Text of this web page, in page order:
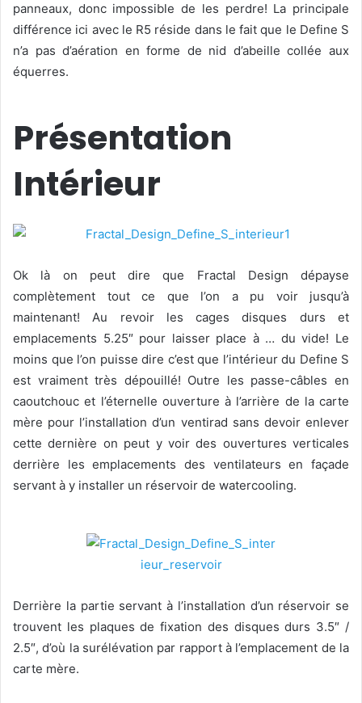
panneaux, donc impossible de les perdre! La principale
différence ici avec le R5 réside dans le fait que le Define S
n’a pas d’aération en forme de nid d’abeille collée aux
équerres.
Présentation
Intérieur
Ok là on peut dire que Fractal Design dépayse
complètement tout ce que l’on a pu voir jusqu’à
maintenant! Au revoir les cages disques durs et
emplacements 5.25″ pour laisser place à … du vide! Le
moins que l’on puisse dire c’est que l’intérieur du Define S
est vraiment très dépouillé! Outre les passe-câbles en
caoutchouc et l’éternelle ouverture à l’arrière de la carte
mère pour l’installation d’un ventirad sans devoir enlever
cette dernière on peut y voir des ouvertures verticales
derrière les emplacements des ventilateurs en façade
servant à y installer un réservoir de watercooling.
Derrière la partie servant à l’installation d’un réservoir se
trouvent les plaques de fixation des disques durs 3.5″ /
2.5″, d’où la surélévation par rapport à l’emplacement de la
carte mère.